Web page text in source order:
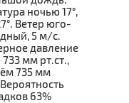
ночью 17°,
Ветер юго-
5 м/с.
давление
мм рт.ст.,
735 мм
63%